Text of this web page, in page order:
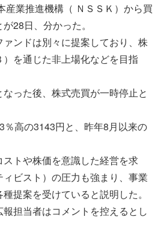
産業推進機構（ ＮＳＳＫ）から買
28日、分かった。
ンドは別々に提案しており、株
を通じた非上場化などを目指
った後、株式売買が一時停止と
％高の3143円と、昨年8月以来の
トや株価を意識した経営を求
ビスト）の圧力も強まり、事業
提案を受けていると説明した。
担当者はコメントを控えるとし